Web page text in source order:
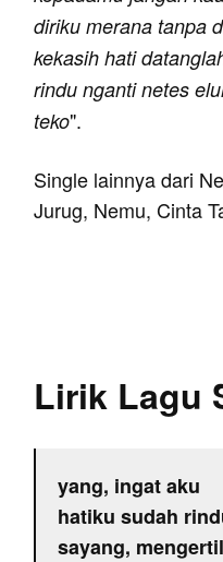
diriku merana tanpa
kekasih hati
rindu nganti netes
teko".
Single lainnya dari
Jurug, Nemu, Cinta
Lirik Lagu
yang, ingat aku
hatiku sudah
sayang,